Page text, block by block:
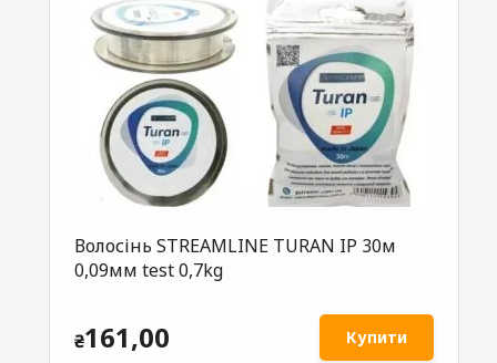
Волосінь STREAMLINE TURAN IP 30м
0,09мм test 0,7kg
₴161,00 Купити